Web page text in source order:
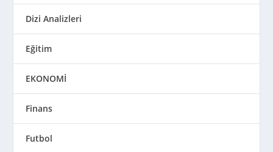
Dizi Analizleri
Eğitim
EKONOMİ
Finans
Futbol